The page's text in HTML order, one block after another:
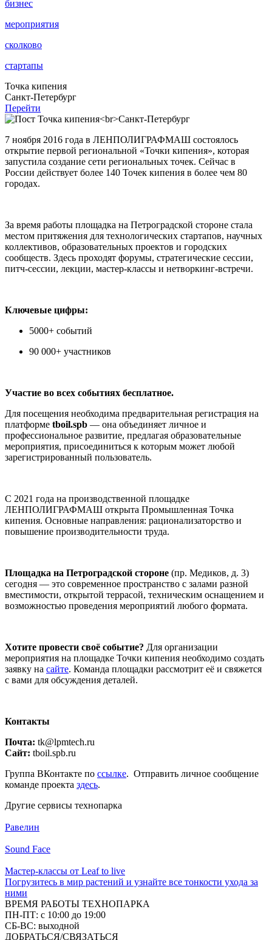
бизнес
мероприятия
сколково
стартапы
Точка кипения
Санкт-Петербург
Перейти
7 ноября 2016 года в ЛЕНПОЛИГРАФМАШ состоялось
открытие первой региональной «Точки кипения», которая
запустила создание сети региональных точек. Сейчас в
России действует более 140 Точек кипения в более чем 80
городах.
За время работы площадка на Петроградской стороне стала
местом притяжения для технологических стартапов, научных
коллективов, образовательных проектов и городских
сообществ. Здесь проходят форумы, стратегические сессии,
питч-сессии, лекции, мастер-классы и нетворкинг-встречи.
Ключевые цифры:
5000+ событий
90 000+ участников
Участие во всех событиях бесплатное.
Для посещения необходима предварительная регистрация на
платформе tboil.spb — она объединяет личное и
профессиональное развитие, предлагая образовательные
мероприятия, присоединиться к которым может любой
зарегистрированный пользователь.
С 2021 года на производственной площадке
ЛЕНПОЛИГРАФМАШ открыта Промышленная Точка
кипения. Основные направления: рационализаторство и
повышение производительности труда.
Площадка на Петроградской стороне (пр. Медиков, д. 3)
сегодня — это современное пространство с залами разной
вместимости, открытой террасой, техническим оснащением и
возможностью проведения мероприятий любого формата.
Хотите провести своё событие? Для организации
мероприятия на площадке Точки кипения необходимо создать
заявку на сайте. Команда площадки рассмотрит её и свяжется
с вами для обсуждения деталей.
Контакты
Почта: tk@lpmtech.ru
Сайт: tboil.spb.ru
Группа ВКонтакте по ссылке. Отправить личное сообщение
команде проекта здесь.
Другие сервисы технопарка
Равелин
Sound Face
Мастер-классы от Leaf to live
Погрузитесь в мир растений и узнайте все тонкости ухода за
ними
ВРЕМЯ РАБОТЫ ТЕХНОПАРКА
ПН-ПТ: с 10:00 до 19:00
CБ-ВС: выходной
ДОБРАТЬСЯ/СВЯЗАТЬСЯ